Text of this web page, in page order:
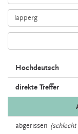
Hochdeutsch
direkte Treffer
abgerissen